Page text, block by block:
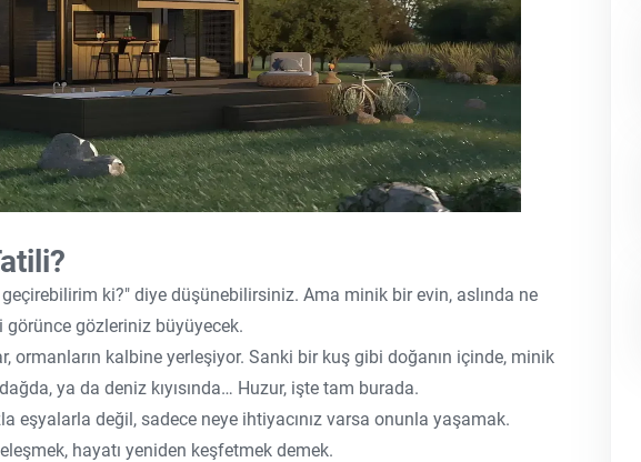
ki?" diye düşünebilirsiniz. Ama minik bir evin, aslında ne
gözleriniz büyüyecek.
ormanların kalbine yerleşiyor. Sanki bir kuş gibi doğanın içinde, minik
ya da deniz kıyısında… Huzur, işte tam burada.
eşyalarla değil, sadece neye ihtiyacınız varsa onunla yaşamak.
hayatı yeniden keşfetmek demek.